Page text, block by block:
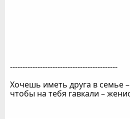
-------------------------------------------
Хочешь иметь друга в семье
чтобы на тебя гавкали –